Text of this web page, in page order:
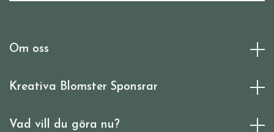
Om oss
Kreativa Blomster Sponsrar
Vad vill du göra nu?